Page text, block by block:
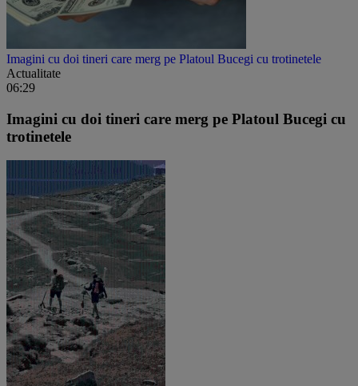
Imagini cu doi tineri care merg pe Platoul Bucegi cu trotinetele
Actualitate
06:29
Imagini cu doi tineri care merg pe Platoul Bucegi cu
trotinetele